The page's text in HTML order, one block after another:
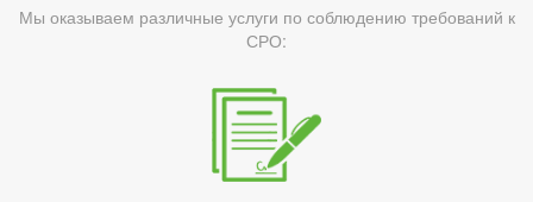
Мы оказываем различные услуги по соблюдению требований к
СРО: